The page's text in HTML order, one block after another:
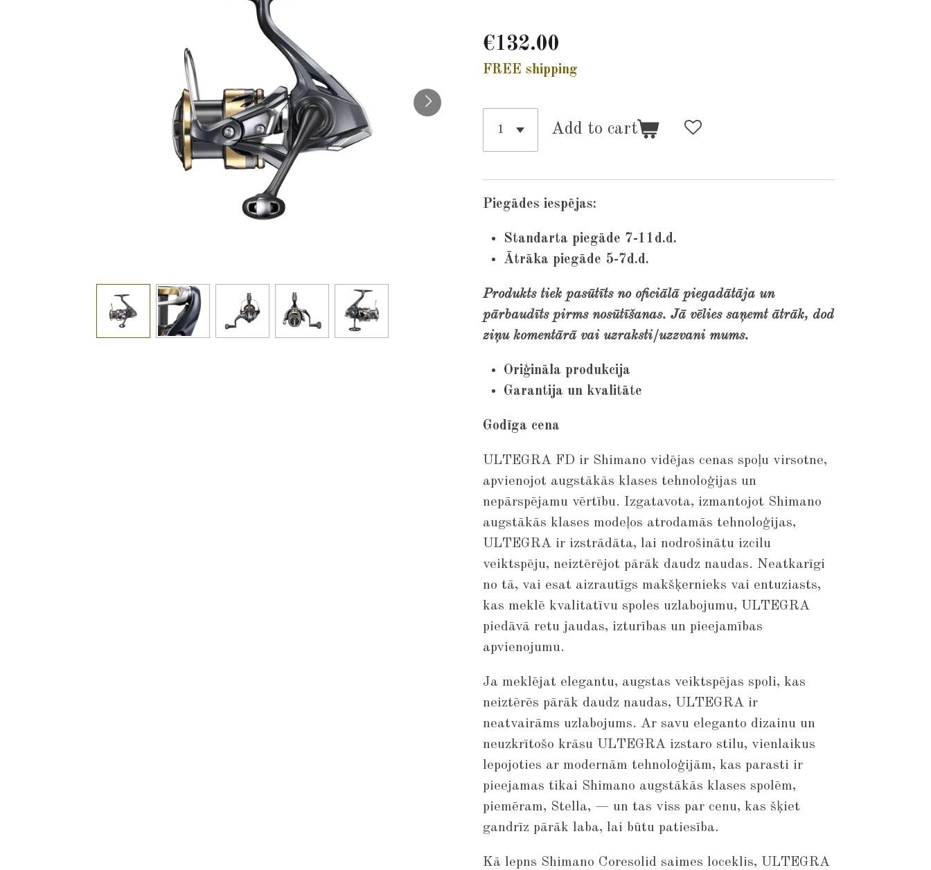
€132.00
FREE shipping
Add to cart
Piegādes iespējas:
Standarta piegāde 7-11d.d.
Ātrāka piegāde 5-7d.d.
Produkts tiek pasūtīts no oficiālā piegadātāja un
pārbaudīts pirms nosūtīšanas. Jā vēlies saņemt ātrāk, dod
ziņu komentārā vai uzraksti/uzzvani mums.
Oriģināla produkcija
Garantija un kvalitāte
Godīga cena
ULTEGRA FD ir Shimano vidējas cenas spoļu virsotne,
apvienojot augstākās klases tehnoloģijas un
nepārspējamu vērtību. Izgatavota, izmantojot Shimano
augstākās klases modeļos atrodamās tehnoloģijas,
ULTEGRA ir izstrādāta, lai nodrošinātu izcilu
veiktspēju, neiztērējot pārāk daudz naudas. Neatkarīgi
no tā, vai esat aizrautīgs makšķernieks vai entuziasts,
kas meklē kvalitatīvu spoles uzlabojumu, ULTEGRA
piedāvā retu jaudas, izturības un pieejamības
apvienojumu.
Ja meklējat elegantu, augstas veiktspējas spoli, kas
neiztērēs pārāk daudz naudas, ULTEGRA ir
neatvairāms uzlabojums. Ar savu eleganto dizainu un
neuzkrītošo krāsu ULTEGRA izstaro stilu, vienlaikus
lepojoties ar modernām tehnoloģijām, kas parasti ir
pieejamas tikai Shimano augstākās klases spolēm,
piemēram, Stella, — un tas viss par cenu, kas šķiet
gandrīz pārāk laba, lai būtu patiesība.
Kā lepns Shimano Coresolid saimes loceklis, ULTEGRA